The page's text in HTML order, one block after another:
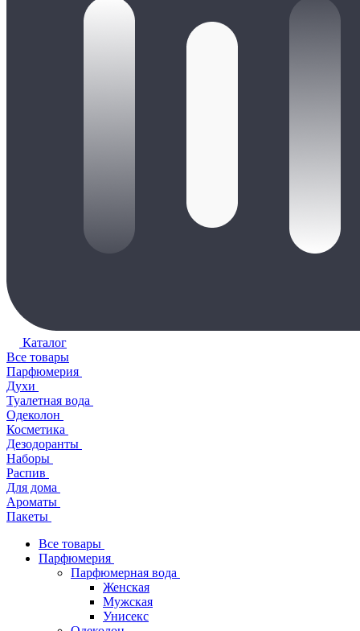
Каталог
Все товары
Парфюмерия
Духи
Туалетная вода
Одеколон
Косметика
Дезодоранты
Наборы
Распив
Для дома
Ароматы
Пакеты
Все товары
Парфюмерия
Парфюмерная вода
Женская
Мужская
Унисекс